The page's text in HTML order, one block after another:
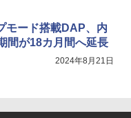
モード搭載DAP、内
間が18カ月間へ延長
2024年8月21日